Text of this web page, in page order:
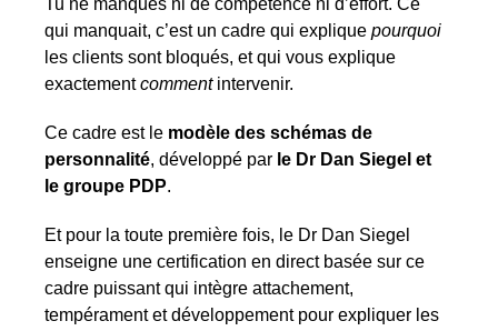
Tu ne manques ni de compétence ni d’effort. Ce
qui manquait, c’est un cadre qui explique pourquoi
les clients sont bloqués, et qui vous explique
exactementcommentintervenir.
Ce cadre est le modèle des schémas de
personnalité, développé par le Dr Dan Siegel et
le groupe PDP.
Et pour la toute première fois, le Dr Dan Siegel
enseigne une certification en direct basée sur ce
cadre puissant qui intègre attachement,
tempérament et développement pour expliquer les